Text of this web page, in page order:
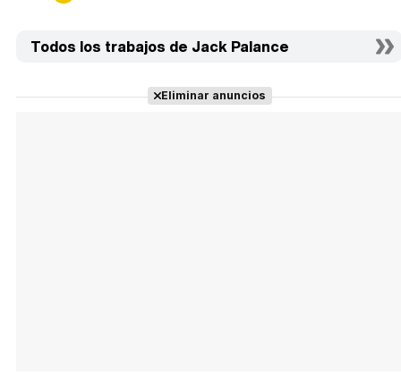
Todos los trabajos de Jack Palance
Eliminar anuncios